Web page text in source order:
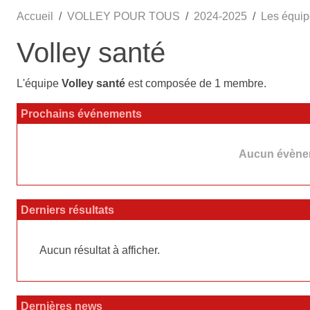
Accueil VOLLEY POUR TOUS 2024-2025 Les
Volley santé
L'équipe Volley santé est composée de 1 membre.
Prochains événements
Aucun
Derniers résultats
Aucun résultat à afficher.
Dernières news